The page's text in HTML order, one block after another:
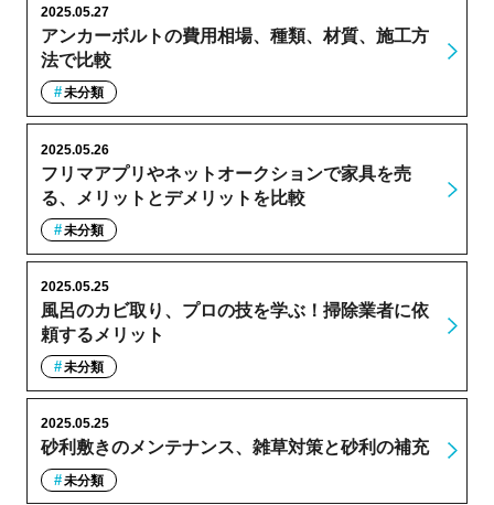
アンカーボルトの費用相場、種類、材質、施工方
法で比較
2025.05.27
未分類
フリマアプリやネットオークションで家具を売
る、メリットとデメリットを比較
2025.05.26
未分類
風呂のカビ取り、プロの技を学ぶ！掃除業者に依
頼するメリット
2025.05.25
未分類
砂利敷きのメンテナンス、雑草対策と砂利の補充
2025.05.25
未分類